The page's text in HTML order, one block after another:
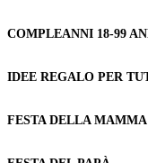
COMPLEANNI 18-99
IDEE REGALO PER
FESTA DELLA MAMMA